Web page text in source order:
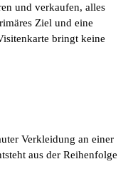
und verkaufen, alles
Ziel und eine
bringt keine
Verkleidung an einer
aus der Reihenfolge